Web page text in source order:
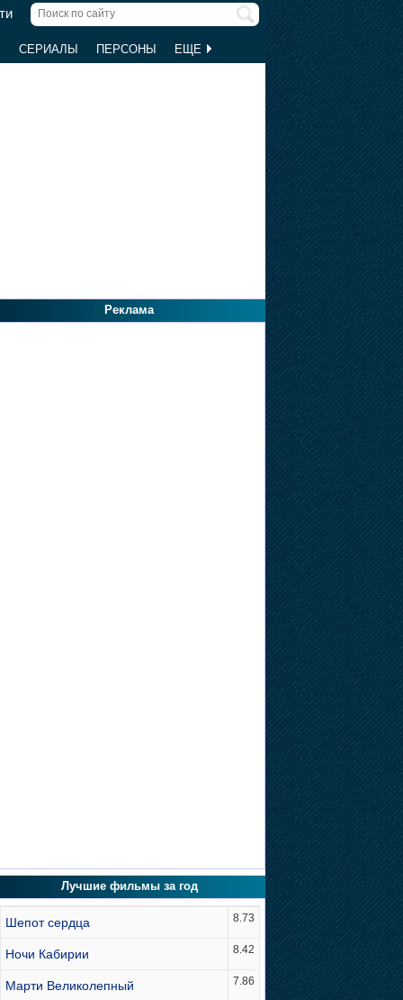
СЕРИАЛЫ ПЕРСОНЫ ЕЩЕ
Реклама
Лучшие фильмы за год
Шепот сердца 8.73
Ночи Кабирии 8.42
Марти Великолепный 7.86